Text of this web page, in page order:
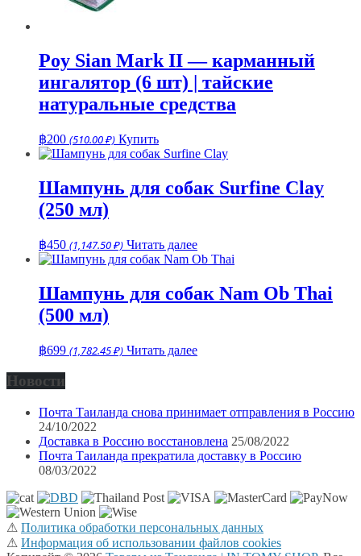
Poy Sian Mark II — карманный
ингалятор (6 шт) | тайские
натуральные средства
฿200 (510.00 ₽) Купить
Шампунь для собак Surfine Clay
(250 мл)
฿450 (1,147.50 ₽) Читать далее
Шампунь для собак Nam Ob Thai
(500 мл)
฿699 (1,782.45 ₽) Читать далее
Новости
Почта Таиланда снова принимает отправления в Россию
24/10/2022
Доставка в Россию восстановлена 25/08/2022
Почта Таиланда прекратила доставку в Россию
08/03/2022
⚠ Политика обработки персональных данных
⚠ Информация об использовании файлов cookies